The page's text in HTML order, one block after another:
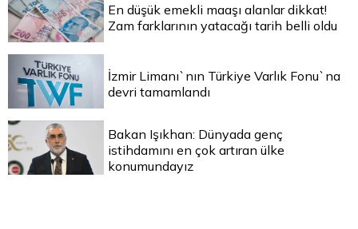
En düşük emekli maaşı alanlar dikkat!
Zam farklarının yatacağı tarih belli oldu
İzmir Limanı`nın Türkiye Varlık Fonu`na
devri tamamlandı
Bakan Işıkhan: Dünyada genç
istihdamını en çok artıran ülke
konumundayız